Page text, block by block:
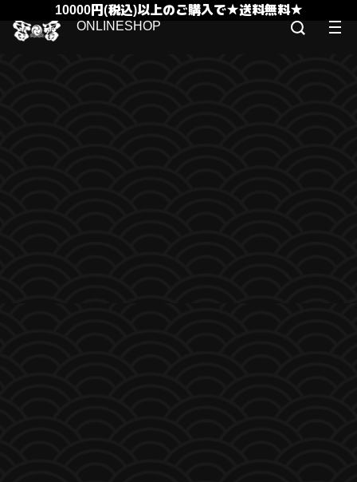
10000円(税込)以上のご購入で★送料無料★
ONLINESHOP